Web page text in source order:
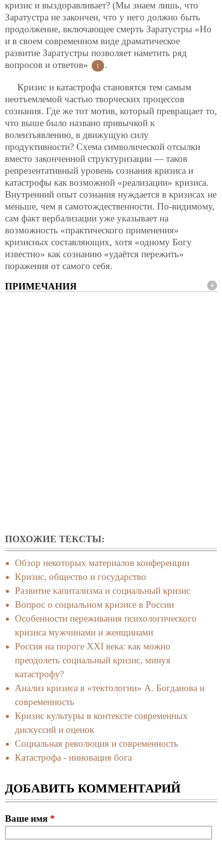
кризис и выздоравливает? (Мы знаем лишь, что
Заратустра не закончен, что у него должно быть
продолжение, включающее смерть Заратустры «Но
и в своем современном виде драматическое
развитие Заратустры позволяет наметить ряд
вопросов и ответов»
1 .
Кризис и катастрофа становятся тем самым
неотъемлемой частью творческих процессов
сознания. Где же тот мотив, который превращает то,
что выше было названо привычкой к
волеизъявлению, в движущую силу
продуктивности? Схема символической отсылки
вместо законченной структуризации — таков
репрезентативный уровень сознания кризиса и
катастрофы как возможной «реализации» кризиса.
Внутренний опыт сознания нуждается в кризисах не
меньше, чем в самотождественности. По-видимому,
сам факт вербализации уже указывает на
возможность «практического применения»
кризисных составляющих, хотя «одному Богу
известно» как сознанию «удаётся пережить»
поражения от самого себя.
ПРИМЕЧАНИЯ
ПОХОЖИЕ ТЕКСТЫ:
Обзор некоторых материалов конференции
Кризис, общество и государство
Развитие капитализма и социальный кризис
Вопрос о социальном кризисе в России
Особенности переживания психологического
кризиса мужчинами и женщинами
Россия на пороге XXI века: как можно
преодолеть социальный кризис, минуя
катастрофу?
Анализ кризиса в «тектологии» А. Богданова и
современность
Кризис культуры в контексте современных
дискуссий и оценок
Социальная революция и современность
Катастрофа - инновация бога
ДОБАВИТЬ КОММЕНТАРИЙ
Ваше имя *